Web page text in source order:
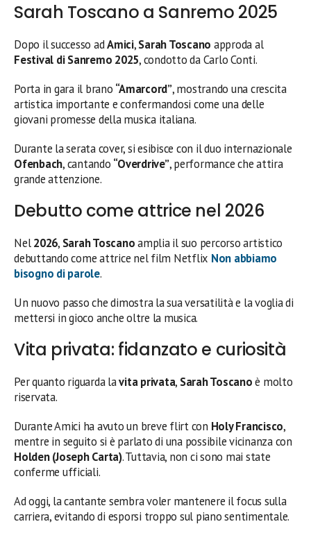
Sarah Toscano a Sanremo 2025
Dopo il successo adAmici,Sarah Toscano approda al
Festival di Sanremo 2025, condotto da Carlo Conti.
Porta in gara il brano “Amarcord”, mostrando una crescita
artistica importante e confermandosi come una delle
giovani promesse della musica italiana.
Durante la serata cover, si esibisce con il duo internazionale
Ofenbach, cantando “Overdrive”, performance che attira
grande attenzione.
Debutto come attrice nel 2026
Nel2026, Sarah Toscanoamplia il suo percorso artistico
debuttando come attrice nel film Netflix Non abbiamo
bisogno di parole.
Un nuovo passo che dimostra la sua versatilità e la voglia di
mettersi in gioco anche oltre la musica.
Vita privata: fidanzato e curiosità
Per quanto riguarda lavita privata, Sarah Toscanoè molto
riservata.
Durante Amici ha avuto un breve flirt con Holy Francisco,
mentre in seguito si è parlato di una possibile vicinanza con
Holden (Joseph Carta). Tuttavia, non ci sono mai state
conferme ufficiali.
Ad oggi, la cantante sembra voler mantenere il focus sulla
carriera, evitando di esporsi troppo sul piano sentimentale.